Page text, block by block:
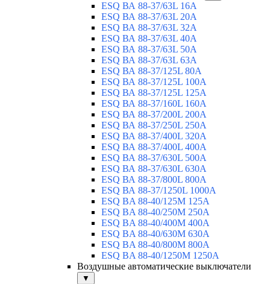
ESQ ВА 88-37/63L 16A
ESQ ВА 88-37/63L 20A
ESQ ВА 88-37/63L 32A
ESQ ВА 88-37/63L 40A
ESQ ВА 88-37/63L 50A
ESQ ВА 88-37/63L 63A
ESQ ВА 88-37/125L 80A
ESQ ВА 88-37/125L 100A
ESQ ВА 88-37/125L 125A
ESQ ВА 88-37/160L 160A
ESQ ВА 88-37/200L 200A
ESQ ВА 88-37/250L 250A
ESQ ВА 88-37/400L 320A
ESQ ВА 88-37/400L 400A
ESQ ВА 88-37/630L 500A
ESQ ВА 88-37/630L 630A
ESQ ВА 88-37/800L 800A
ESQ ВА 88-37/1250L 1000A
ESQ BA 88-40/125M 125A
ESQ BA 88-40/250M 250A
ESQ BA 88-40/400M 400A
ESQ BA 88-40/630М 630A
ESQ BA 88-40/800M 800A
ESQ BA 88-40/1250М 1250A
Воздушные автоматические выключатели
▼